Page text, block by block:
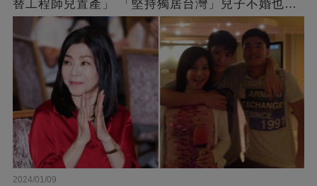
替工程師兒置產」 「堅持獨居台灣」兒子不婚也支
2024/01/09